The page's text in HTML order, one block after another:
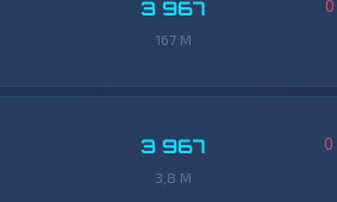
3 967
167 M
0
3 967
3,8 M
0